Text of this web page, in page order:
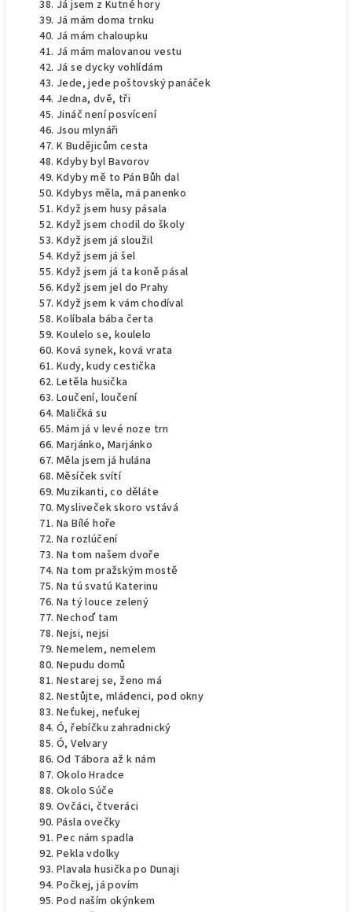
Já jsem z Kutné hory
Já mám doma trnku
Já mám chaloupku
Já mám malovanou vestu
Já se dycky vohlídám
Jede, jede poštovský panáček
Jedna, dvě, tři
Jináč není posvícení
Jsou mlynáři
K Budějicům cesta
Kdyby byl Bavorov
Kdyby mě to Pán Bůh dal
Kdybys měla, má panenko
Když jsem husy pásala
Když jsem chodil do školy
Když jsem já sloužil
Když jsem já šel
Když jsem já ta koně pásal
Když jsem jel do Prahy
Když jsem k vám chodíval
Kolíbala bába čerta
Koulelo se, koulelo
Ková synek, ková vrata
Kudy, kudy cestička
Letěla husička
Loučení, loučení
Maličká su
Mám já v levé noze trn
Marjánko, Marjánko
Měla jsem já hulána
Měsíček svítí
Muzikanti, co děláte
Mysliveček skoro vstává
Na Bílé hoře
Na rozlúčení
Na tom našem dvoře
Na tom pražským mostě
Na tú svatú Katerinu
Na tý louce zelený
Nechoď tam
Nejsi, nejsi
Nemelem, nemelem
Nepudu domů
Nestarej se, ženo má
Nestůjte, mládenci, pod okny
Neťukej, neťukej
Ó, řebíčku zahradnický
Ó, Velvary
Od Tábora až k nám
Okolo Hradce
Okolo Súče
Ovčáci, čtveráci
Pásla ovečky
Pec nám spadla
Pekla vdolky
Plavala husička po Dunaji
Počkej, já povím
Pod naším okýnkem